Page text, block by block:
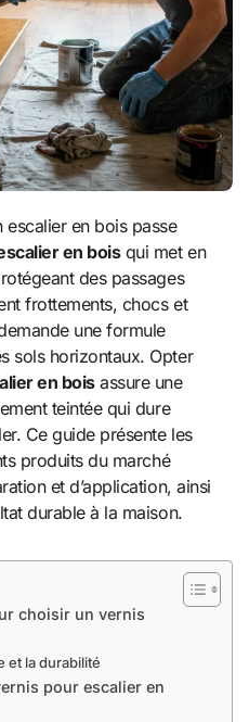
en boisqui met en
des passages
frottements, chocs et
une formule
sols horizontaux. Opter
en boisassure une
teintée qui dure
Ce guide présente les
produits du marché
et d’application, ainsi
durable à la maison.
choisir un vernis
et la durabilité
pour escalier en